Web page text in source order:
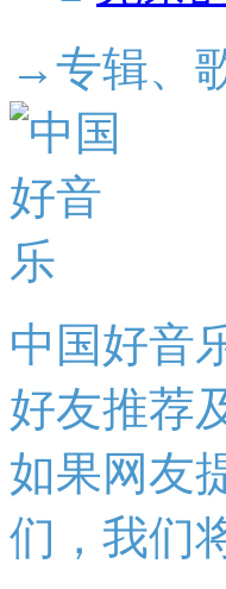
→专辑、
中国好音
好友推荐
如果网友
们，我们